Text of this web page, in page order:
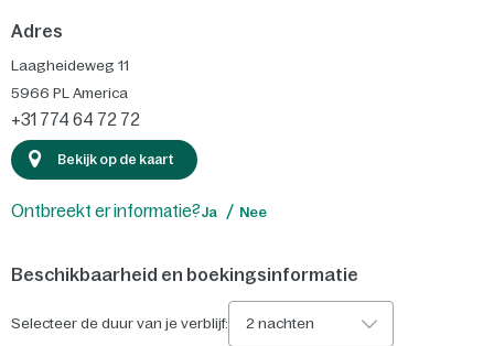
Adres
Laagheideweg 11
5966 PL America
+31 774 64 72 72
Bekijk op de kaart
Ontbreekt er informatie?Ja Nee
Beschikbaarheid en boekingsinformatie
Selecteer de duur van je verblijf: 2 nachten